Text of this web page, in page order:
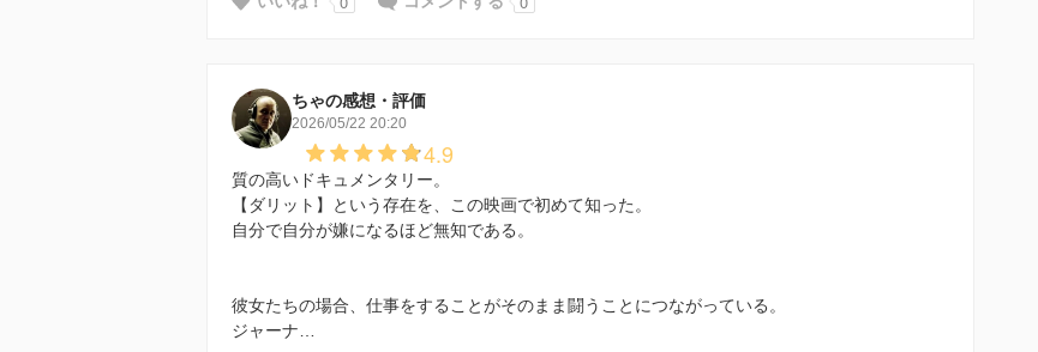
ちゃの感想・評価
2026/05/22 20:20
4.9
質の高いドキュメンタリー。
【ダリット】という存在を、この映画で初めて知った。
自分で自分が嫌になるほど無知である。
彼女たちの場合、仕事をすることがそのまま闘うことにつながっている。
ジャーナ…